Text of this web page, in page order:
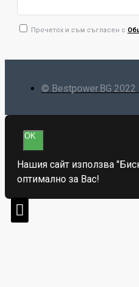
Прочетох и съм съгласен с
© Bestpower.BG 2022
OK
Нашия сайт използва
оптимално за Вас!